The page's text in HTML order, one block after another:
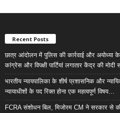
Recent Posts
छात्र आंदोलन में पुलिस की कार्रवाई और अयोध्या
कांग्रेस और विपक्षी पार्टियां लगातार केंद्र की
भारतीय न्यायपालिका के शीर्ष प्रशासनिक और
न्यायाधीशों के पद रिक्त होना एक महत्वपूर्ण विषय…
FCRA संशोधन बिल, मिजोरम CM ने सरकार से